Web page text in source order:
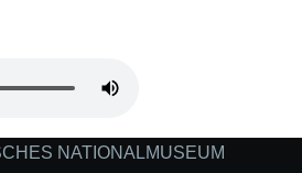
NATIONALMUSEUM